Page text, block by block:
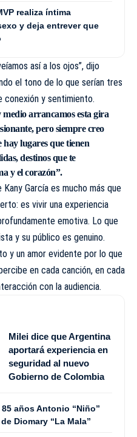
realiza íntima
y deja entrever que
así a los ojos”, dijo
el tono de lo que serían tres
conexión y sentimiento.
medio arrancamos esta gira
pero siempre creo
hay lugares que tienen
destinos que te
y el corazón”.
García es mucho más que
es vivir una experiencia
emotiva. Lo que
y su público es genuino.
y un amor evidente por lo que
en cada canción, en cada
con la audiencia.
Milei dice que Argentina
aportará experiencia en
seguridad al nuevo
Gobierno de Colombia
años Antonio “Niño”
Diomary “La Mala”